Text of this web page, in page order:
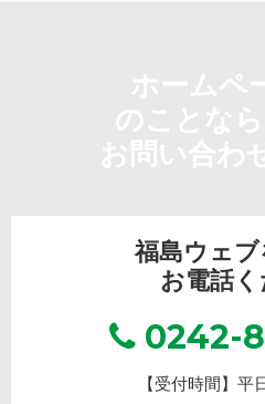
福島ウェブ
お電話
0242-
【受付時間】平